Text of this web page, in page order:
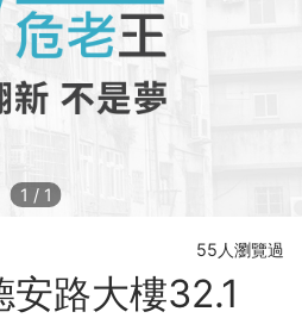
1 / 1
55人瀏覽過
路大樓32.1